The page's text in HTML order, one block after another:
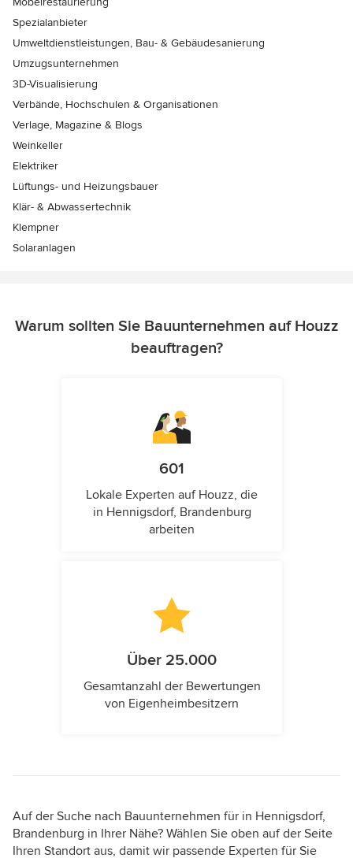
Spezialanbieter
Umweltdienstleistungen, Bau- & Gebäudesanierung
Umzugsunternehmen
3D-Visualisierung
Verbände, Hochschulen & Organisationen
Verlage, Magazine & Blogs
Weinkeller
Elektriker
Lüftungs- und Heizungsbauer
Klär- & Abwassertechnik
Klempner
Solaranlagen
Warum sollten Sie Bauunternehmen auf Houzz
beauftragen?
601
Lokale Experten auf Houzz, die
in Hennigsdorf, Brandenburg
arbeiten
Über 25.000
Gesamtanzahl der Bewertungen
von Eigenheimbesitzern
Auf der Suche nach Bauunternehmen für in Hennigsdorf,
Brandenburg in Ihrer Nähe? Wählen Sie oben auf der Seite
Ihren Standort aus, damit wir passende Experten für Sie